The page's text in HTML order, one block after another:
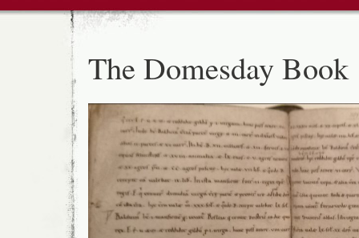
The Domesday Book